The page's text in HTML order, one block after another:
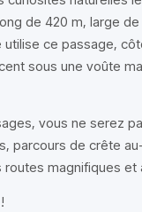
de 420 m, large
utilise ce passage,
sous une voûte
vous ne serez
parcours de crête
magnifiques et